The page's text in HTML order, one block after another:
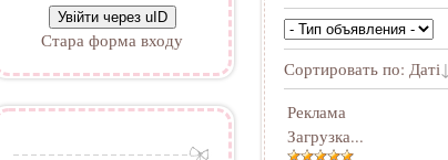
Сортировать по: Даті
Реклама
Загрузка...
Увійти через uID
Стара форма входу